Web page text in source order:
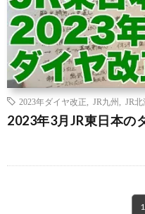
2023年ダイヤ改正 JR九州 JR北
2023年3月JR東日本の
1